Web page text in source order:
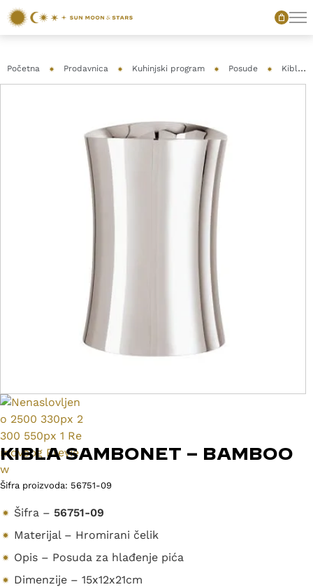
Početna Prodavnica Kuhinjski program Posude Kible
KIBLA SAMBONET – BAMBOO
Šifra proizvoda: 56751-09
Šifra – 56751-09
Materijal – Hromirani čelik
Opis – Posuda za hlađenje pića
Dimenzije – 15x12x21cm